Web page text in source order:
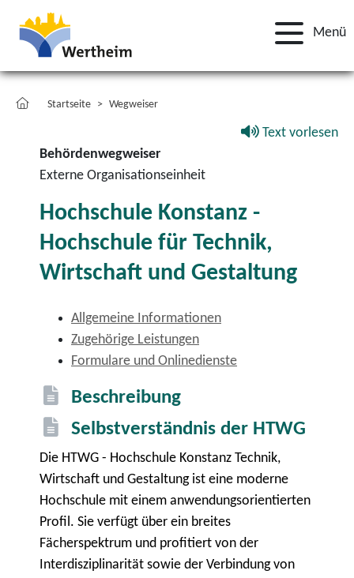
Menü
Startseite Wegweiser
Text vorlesen
Behördenwegweiser
Externe Organisationseinheit
Hochschule Konstanz -
Hochschule für Technik,
Wirtschaft und Gestaltung
Allgemeine Informationen
Zugehörige Leistungen
Formulare und Onlinedienste
Beschreibung
Selbstverständnis der HTWG
Die HTWG - Hochschule Konstanz Technik,
Wirtschaft und Gestaltung ist eine moderne
Hochschule mit einem anwendungsorientierten
Profil. Sie verfügt über ein breites
Fächerspektrum und profitiert von der
Interdisziplinarität sowie der Verbindung von